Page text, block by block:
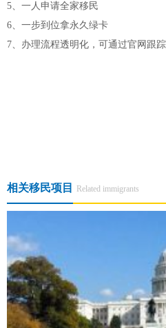
5、一人申请全家移民
6、一步到位拿永久绿卡
7、办理流程透明化，可通过官网跟
相关移民项目 Related immigrants